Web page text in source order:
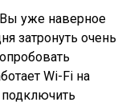
Вы уже наверное
затронуть очень
Wi-Fi на
подключить